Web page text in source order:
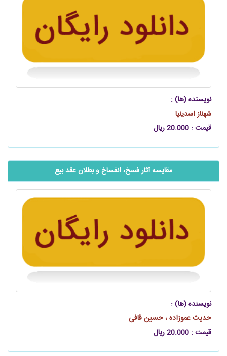
نویسنده (ها) :
شهناز اسدی‫نیا‬
قیمت : 20.000 ریال
مقایسه آثار فسخ، انفساخ و بطلان عقد بیع
نویسنده (ها) :
حدیث عموزاده ، حسین قافی
قیمت : 20.000 ریال